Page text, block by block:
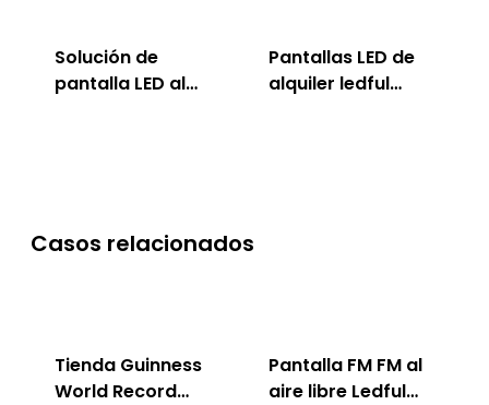
Solución de
pantalla LED al
Pantallas LED de
alquiler ledful
Casos relacionados
Tienda Guinness
World Record
Pantalla FM FM al
aire libre Ledful